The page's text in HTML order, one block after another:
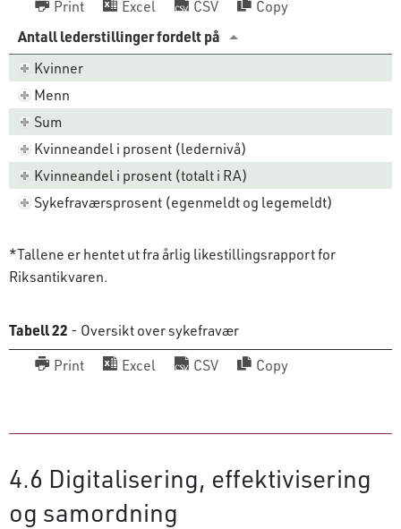
Print
Excel CSV
Copy
Antall lederstillinger fordelt på
Kvinner
Menn
Sum
Kvinneandel i prosent (ledernivå)
Kvinneandel i prosent (totalt i RA)
Sykefraværsprosent (egenmeldt og legemeldt)
*Tallene er hentet ut fra årlig likestillingsrapport for
Riksantikvaren.
Tabell 22 - Oversikt over sykefravær
Print
Excel CSV Copy
4.6 Digitalisering, effektivisering
og samordning